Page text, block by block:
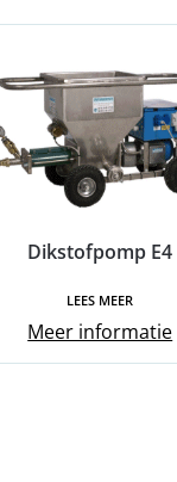
Dikstofpomp E4
LEES MEER
Meer informatie